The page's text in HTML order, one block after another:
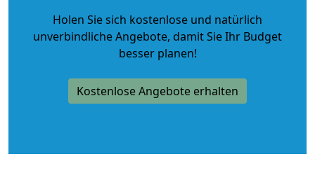
Holen Sie sich kostenlose und natürlich
unverbindliche Angebote, damit Sie Ihr Budget
besser planen!
Kostenlose Angebote erhalten